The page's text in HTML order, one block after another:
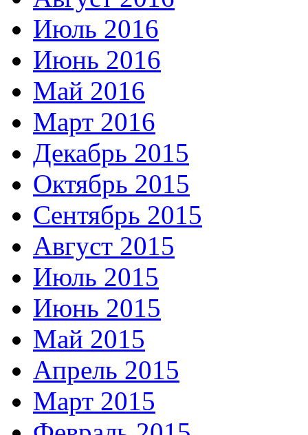
Июль 2016
Июнь 2016
Май 2016
Март 2016
Декабрь 2015
Октябрь 2015
Сентябрь 2015
Август 2015
Июль 2015
Июнь 2015
Май 2015
Апрель 2015
Март 2015